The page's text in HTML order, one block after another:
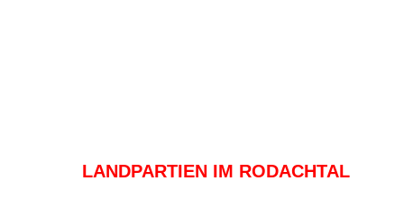
LANDPARTIEN IM RODACHTAL